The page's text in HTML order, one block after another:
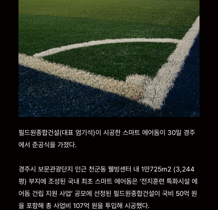
필드원종합건설(대표 엄기석)이 시공한 스마트 에어돔이 30일 경주
에서 준공식을 가졌다.
경주시 보문관광단지 인근 천군동 웰빙센터 내 1만725m2 (3,244
평) 부지에 조성된 국내 최초 스마트 에어돔은 ‘전지훈련 특화시설 에
어돔 건립 지원 사업’ 공모에 선정된 필드원종합건설이 국비 50억 원
을 포함해 총 사업비 107억 원을 투입해 시공했다.